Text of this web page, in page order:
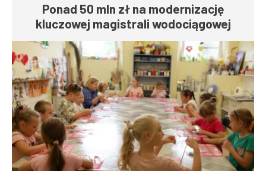
Ponad 50 mln zł na modernizację
kluczowej magistrali wodociągowej